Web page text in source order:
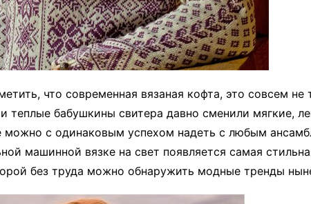
что современная вязаная кофта, это совсем не
теплые бабушкины свитера давно сменили мягкие,
можно с одинаковым успехом надеть с любым
машинной вязке на свет появляется самая
без труда можно обнаружить модные тренды